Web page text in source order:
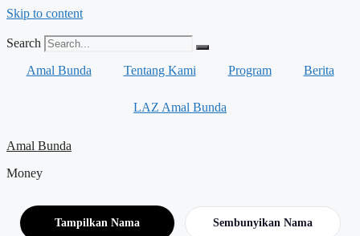
Skip to content
Search
Amal Bunda
Tentang Kami Program Berita
LAZ Amal Bunda
Amal Bunda
Money
Tampilkan Nama Sembunyikan Nama